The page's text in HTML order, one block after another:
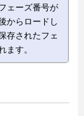
ェーズ番号が
からロードし
存されたフェ
す。